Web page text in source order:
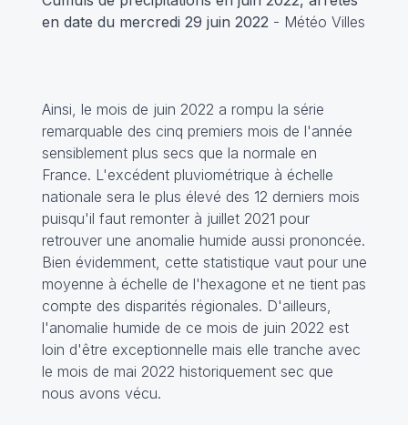
en date du mercredi 29 juin 2022 - Météo Villes
Ainsi, le mois de juin 2022 a rompu la série
remarquable des cinq premiers mois de l'année
sensiblement plus secs que la normale en
France. L'excédent pluviométrique à échelle
nationale sera le plus élevé des 12 derniers mois
puisqu'il faut remonter à juillet 2021 pour
retrouver une anomalie humide aussi prononcée.
Bien évidemment, cette statistique vaut pour une
moyenne à échelle de l'hexagone et ne tient pas
compte des disparités régionales. D'ailleurs,
l'anomalie humide de ce mois de juin 2022 est
loin d'être exceptionnelle mais elle tranche avec
le mois de mai 2022 historiquement sec que
nous avons vécu.